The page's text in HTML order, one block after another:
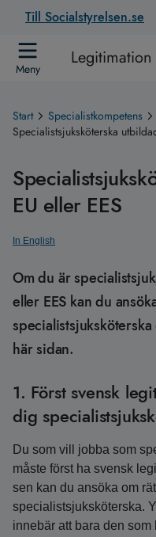
Till Socialstyrelsen.se
Meny
Start
Specialistkompetens
Specialistsjuksköterska
EU eller EES
In English
Om du är
eller EES kan du
här sidan.
1. Först svensk
dig
Du som vill jobba som
måste först ha svensk
sen kan du ansöka om
specialistsjuksköterska.
innebär att bara den som